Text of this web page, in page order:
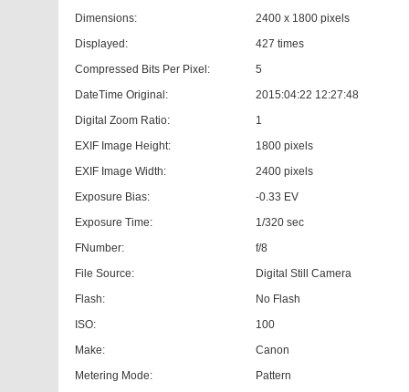
Dimensions:
2400 x 1800 pixels
Displayed:
427 times
Compressed Bits Per Pixel:
5
DateTime Original:
2015:04:22 12:27:48
Digital Zoom Ratio:
1
EXIF Image Height:
1800 pixels
EXIF Image Width:
2400 pixels
Exposure Bias:
-0.33 EV
Exposure Time:
1/320 sec
FNumber:
f/8
File Source:
Digital Still Camera
Flash:
No Flash
ISO:
100
Make:
Canon
Metering Mode:
Pattern